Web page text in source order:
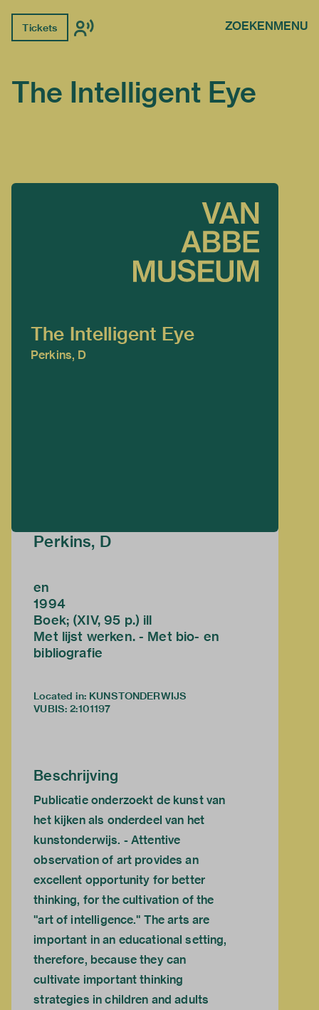
Tickets ZOEKENMENU
The Intelligent Eye
The Intelligent Eye
Perkins, D
Perkins, D
en
1994
Boek; (XIV, 95 p.) ill
Met lijst werken. - Met bio- en
bibliografie
Located in: KUNSTONDERWIJS
VUBIS: 2:101197
Beschrijving
Publicatie onderzoekt de kunst van
het kijken als onderdeel van het
kunstonderwijs. - Attentive
observation of art provides an
excellent opportunity for better
thinking, for the cultivation of the
"art of intelligence." The arts are
important in an educational setting,
therefore, because they can
cultivate important thinking
strategies in children and adults